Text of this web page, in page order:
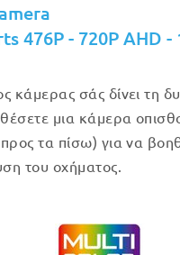
476P - 720P AHD -
κάμερας σάς δίνει τη
μια κάμερα
τα πίσω) για να
του οχήματος.